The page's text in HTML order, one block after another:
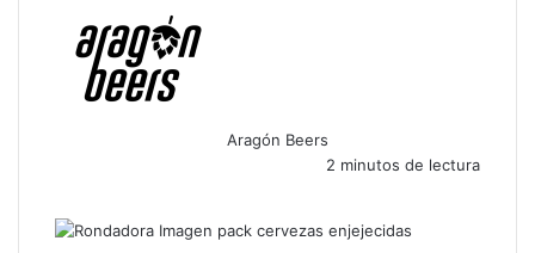
Aragón Beers
2 minutos de lectura
a
calm